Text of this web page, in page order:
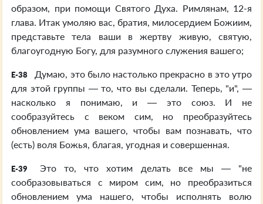
образом, при помощи Святого Духа. Римлянам, 12-я
глава. Итак умоляю вас, братия, милосердием Божиим,
представьте тела ваши в жертву живую, святую,
благоугодную Богу, для разумного служения вашего;
E-38
Думаю, это было настолько прекрасно в это утро
для этой группы — то, что вы сделали. Теперь, "и", —
насколько я понимаю, и — это союз. И не
сообразуйтесь с веком сим, но преобразуйтесь
обновлением ума вашего, чтобы вам познавать, что
(есть) воля Божья, благая, угодная и совершенная.
E-39
Это то, что хотим делать все мы — "не
сообразовываться с миром сим, но преобразиться
обновлением ума нашего, чтобы исполнять волю